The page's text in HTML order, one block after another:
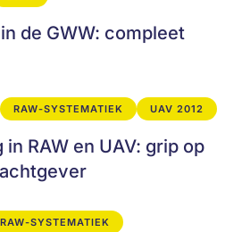
de GWW: compleet
RAW-SYSTEMATIEK UAV 2012
RAW en UAV: grip op
RAW-SYSTEMATIEK